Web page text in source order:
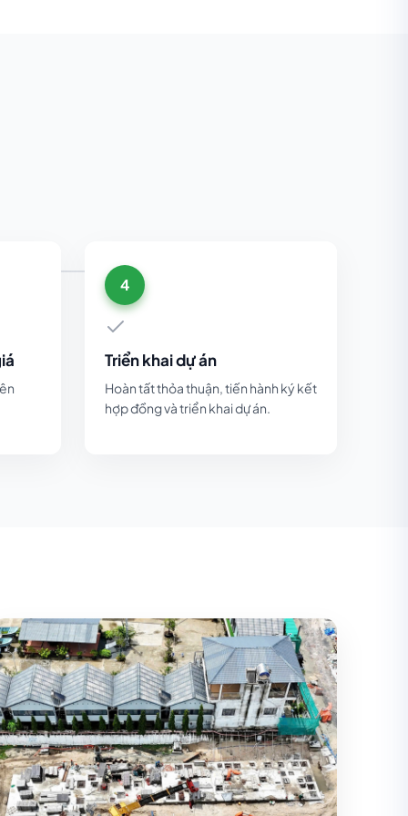
4
Triển khai dự án
Hoàn tất thỏa thuận, tiến hành ký kết
hợp đồng và triển khai dự án.